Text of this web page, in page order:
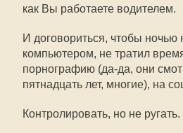
как Вы работаете водителем.
И договориться, чтобы ночью
компьютером, не тратил
порнографию (да-да, они
пятнадцать лет, многие), на
Контролировать, но не ругать.